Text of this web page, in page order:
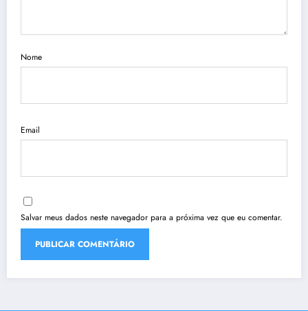
Nome
Email
Salvar meus dados neste navegador para a próxima vez que eu comentar.